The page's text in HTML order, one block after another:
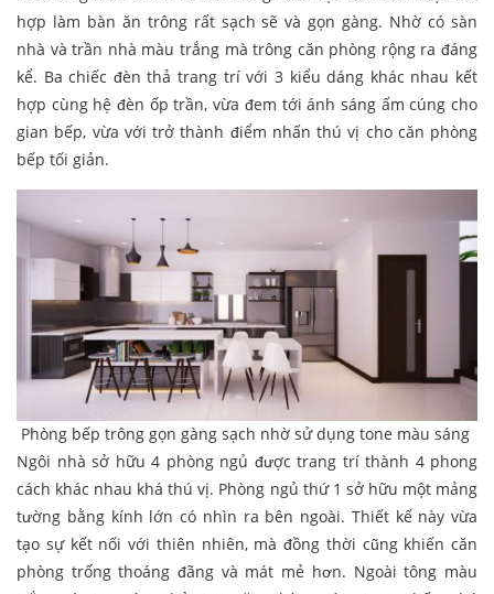
hợp làm bàn ăn trông rất sạch sẽ và gọn gàng. Nhờ có sàn
nhà và trần nhà màu trắng mà trông căn phòng rộng ra đáng
kể. Ba chiếc đèn thả trang trí với 3 kiểu dáng khác nhau kết
hợp cùng hệ đèn ốp trần, vừa đem tới ánh sáng ấm cúng cho
gian bếp, vừa với trở thành điểm nhấn thú vị cho căn phòng
bếp tối giản.
Phòng bếp trông gọn gàng sạch nhờ sử dụng tone màu sáng
Ngôi nhà sở hữu 4 phòng ngủ được trang trí thành 4 phong
cách khác nhau khá thú vị. Phòng ngủ thứ 1 sở hữu một mảng
tường bằng kính lớn có nhìn ra bên ngoài. Thiết kế này vừa
tạo sự kết nối với thiên nhiên, mà đồng thời cũng khiến căn
phòng trống thoáng đãng và mát mẻ hơn. Ngoài tông màu